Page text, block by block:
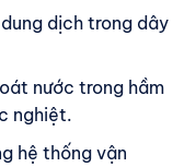
dịch trong dây
nước trong hầm
nghiệt.
hệ thống vận